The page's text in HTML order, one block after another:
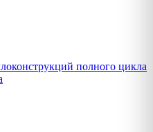
полного цикла